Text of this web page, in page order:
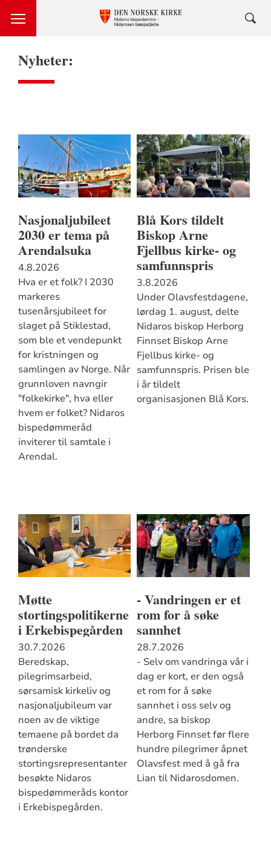
Nyheter:
Nasjonaljubileet
2030 er tema på
Arendalsuka
4.8.2026
Hva er et folk? I 2030
markeres
tusenårsjubileet for
slaget på Stiklestad,
som ble et vendepunkt
for kristningen og
samlingen av Norge. Når
grunnloven navngir
"folkekirke", hva eller
hvem er folket? Nidaros
bispedømmeråd
inviterer til samtale i
Arendal.
Blå Kors tildelt
Biskop Arne
Fjellbus kirke- og
samfunnspris
3.8.2026
Under Olavsfestdagene,
lørdag 1. august, delte
Nidaros biskop Herborg
Finnset Biskop Arne
Fjellbus kirke- og
samfunnspris. Prisen ble
i år tildelt
organisasjonen Blå Kors.
Møtte
stortingspolitikerne
i Erkebispegården
30.7.2026
Beredskap,
pilegrimsarbeid,
sørsamisk kirkeliv og
nasjonaljubileum var
noen av de viktige
temaene på bordet da
trønderske
stortingsrepresentanter
besøkte Nidaros
bispedømmeråds kontor
i Erkebispegården.
- Vandringen er et
rom for å søke
sannhet
28.7.2026
- Selv om vandringa vår i
dag er kort, er den også
et rom for å søke
sannhet i oss selv og
andre, sa biskop
Herborg Finnset før flere
hundre pilegrimer åpnet
Olavsfest med å gå fra
Lian til Nidarosdomen.